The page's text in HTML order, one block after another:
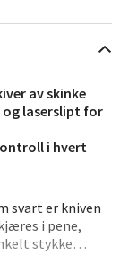
av skinke
og laserslipt for
i hvert
svart er kniven
i pene,
stykkeVelg